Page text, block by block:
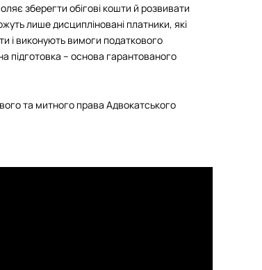
зберегти обігові кошти й розвивати
лише дисципліновані платники, які
і виконують вимоги податкового
підготовка – основа гарантованого
та митного права Адвокатського